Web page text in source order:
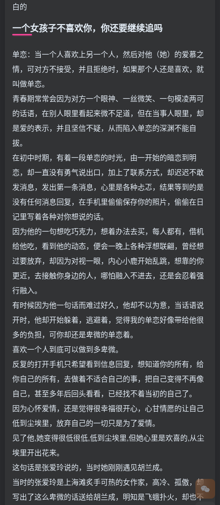
白的
一个女孩子不喜欢你，你还要继续追吗
单恋：当一个人喜欢上另一个人，然后对他（她）的爱慕之
情，可对方不接受，并且拒绝时，如果那个人还是喜欢，就
叫做单恋。
青春期常常会因为对方一个眼神、一丝微笑、一句模凌两可
的话语，在别人眼里看起来微不足道，但在当事人眼里，却
是爱的表示，并且坚信不疑，从而陷入单恋的深渊不能自
拔。
在初中时期，有着一段单恋的时光，由一开始的暗恋到明
恋，却一直没有勇气说出口，加上了联系方式，却迟迟不敢
发消息，发出第一条消息，心里是各种忐忑，结果等到的是
没有任何消息回复，在手机里偷偷保存你的照片，偷偷在日
记里写着各种对你想说的话。
因为他的一句想吃巧克力，想着办法去买，每人都有，借机
给他吃，看到他的动态，便会一晚上各种浮想联翩，曾经想
过要放弃，却因为对视一眼，内心小鹿开始乱跳，想靠的你
更近，去接触你身边的人，哪怕融入不进去，还是会忍着强
行融入。
有时候因为他一句话而难过好久，他却不以为意，当话语说
开时，他却开始躲着，逃避着，觉得我的单恋好像带给他很
多的负担，可你却还是卑微的单恋着。
喜欢一个人到底可以做到多卑微。
反复的打开手机只希望看到信息回复，想知道你的所有，给
你自己的所有，去做着不适合自己的事，把自己变得不再像
自己，甚至多年后回头看看，已经找不着当初的自己了。
因为心怀爱情，还是觉得很幸福很开心，心甘情愿的让自己
低到尘埃里，放弃自己的一切只是为了爱情。
见了他,她变得很低很低,低到尘埃里,但她心里是欢喜的,从尘
埃里开出花来。
这句话是张爱玲说的，当时她刚刚遇见胡兰成。
当时的张爱玲是上海滩炙手可热的女作家，高冷、孤傲，却
写出了这么卑微的话送给胡兰成，明知是飞蛾扑火，却也不